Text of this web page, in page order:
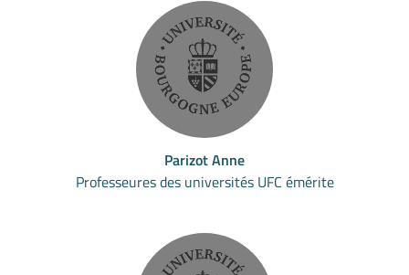
Parizot Anne
Professeures des universités UFC émérite